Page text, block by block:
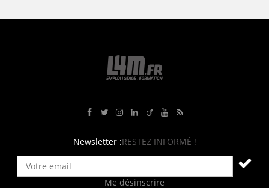
Newsletter :RESTEZ INFORMÉ !
Me désinscrire